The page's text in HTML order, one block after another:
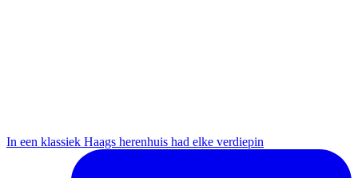
In een klassiek Haags herenhuis had elke verdiepin